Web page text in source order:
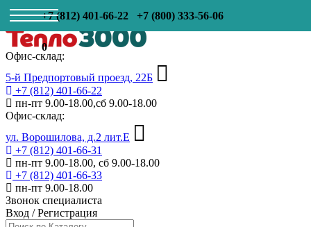
+7 (812) 401-66-22 +7 (800) 333-56-06
0
Офис-склад:
5-й Предпортовый проезд, 22Б
+7 (812) 401-66-22
пн-пт 9.00-18.00,сб 9.00-18.00
Офис-склад:
ул. Ворошилова, д.2 лит.Е
+7 (812) 401-66-31
пн-пт 9.00-18.00, сб 9.00-18.00
+7 (812) 401-66-33
пн-пт 9.00-18.00
Звонок специалиста
Вход /Регистрация